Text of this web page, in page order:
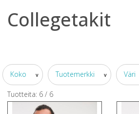
Collegetakit
Koko v Tuotemerkki v Väri
Tuotteita: 6 / 6